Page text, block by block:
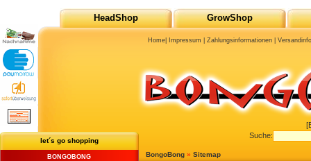
BongoBong » Sitemap
let´s go shopping
BONGOBONG
HeadShop GrowShop
Suche:
Home Impressum |Zahlungsinformationen |